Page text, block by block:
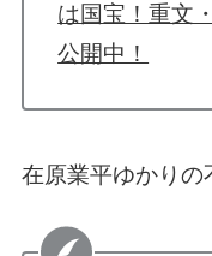
は国宝！重文
公開中！
在原業平ゆかりの